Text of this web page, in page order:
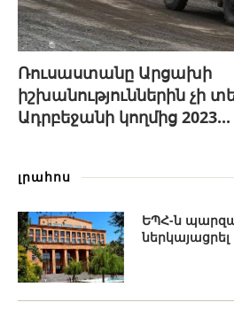
Ռուսաստանը Արցախի
իշխանություններին չի
Ադրբեջանի կողմից 2023...
լրահոս
ԵՊՀ-ն
ներկայացրել